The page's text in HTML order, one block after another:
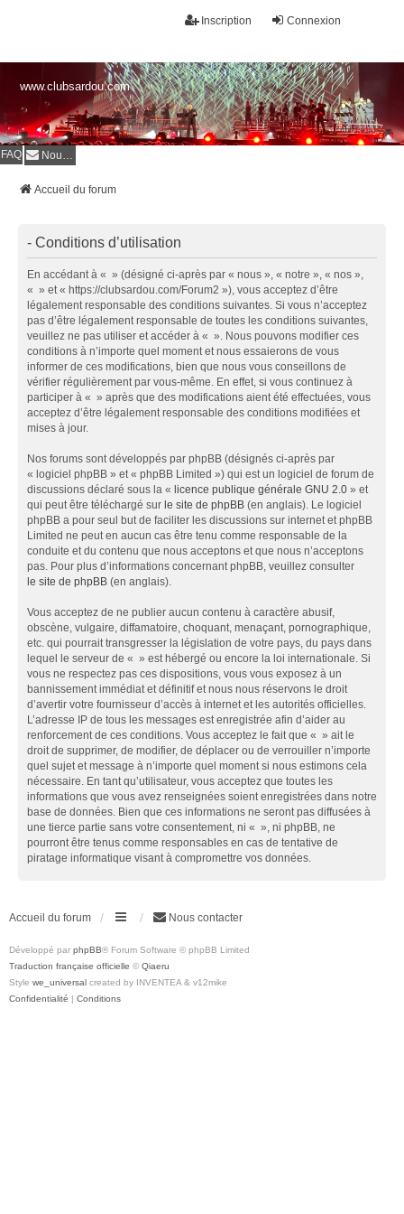
Connexion
Inscription
www.clubsardou.com
FAQ Nous contacter
Accueil du forum
- Conditions d’utilisation
En accédant à « » (désigné ci-après par « nous », « notre », « nos »,
« » et « https://clubsardou.com/Forum2 »), vous acceptez d’être
légalement responsable des conditions suivantes. Si vous n’acceptez
pas d’être légalement responsable de toutes les conditions suivantes,
veuillez ne pas utiliser et accéder à « ». Nous pouvons modifier ces
conditions à n’importe quel moment et nous essaierons de vous
informer de ces modifications, bien que nous vous conseillons de
vérifier régulièrement par vous-même. En effet, si vous continuez à
participer à « » après que des modifications aient été effectuées, vous
acceptez d’être légalement responsable des conditions modifiées et
mises à jour.
Nos forums sont développés par phpBB (désignés ci-après par
« logiciel phpBB » et « phpBB Limited ») qui est un logiciel de forum de
discussions déclaré sous la « licence publique générale GNU 2.0 » et
qui peut être téléchargé sur le site de phpBB (en anglais). Le logiciel
phpBB a pour seul but de faciliter les discussions sur internet et phpBB
Limited ne peut en aucun cas être tenu comme responsable de la
conduite et du contenu que nous acceptons et que nous n’acceptons
pas. Pour plus d’informations concernant phpBB, veuillez consulter
le site de phpBB (en anglais).
Vous acceptez de ne publier aucun contenu à caractère abusif,
obscène, vulgaire, diffamatoire, choquant, menaçant, pornographique,
etc. qui pourrait transgresser la législation de votre pays, du pays dans
lequel le serveur de « » est hébergé ou encore la loi internationale. Si
vous ne respectez pas ces dispositions, vous vous exposez à un
bannissement immédiat et définitif et nous nous réservons le droit
d’avertir votre fournisseur d’accès à internet et les autorités officielles.
L’adresse IP de tous les messages est enregistrée afin d’aider au
renforcement de ces conditions. Vous acceptez le fait que « » ait le
droit de supprimer, de modifier, de déplacer ou de verrouiller n’importe
quel sujet et message à n’importe quel moment si nous estimons cela
nécessaire. En tant qu’utilisateur, vous acceptez que toutes les
informations que vous avez renseignées soient enregistrées dans notre
base de données. Bien que ces informations ne seront pas diffusées à
une tierce partie sans votre consentement, ni « », ni phpBB, ne
pourront être tenus comme responsables en cas de tentative de
piratage informatique visant à compromettre vos données.
Accueil du forum Nous contacter
Développé par phpBB® Forum Software © phpBB Limited
Traduction française officielle © Qiaeru
Style we_universal created by INVENTEA & v12mike
Confidentialité | Conditions